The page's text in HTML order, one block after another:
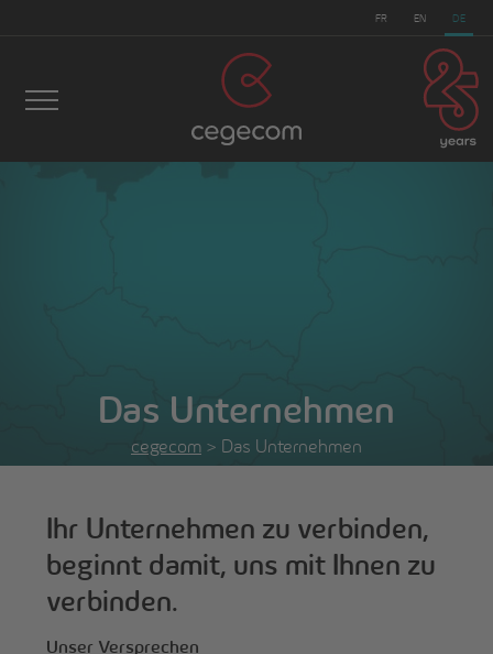
FR EN DE
cegecom > Das Unternehmen
Das Unternehmen
Ihr Unternehmen zu verbinden,
beginnt damit, uns mit Ihnen zu
verbinden.
Unser Versprechen